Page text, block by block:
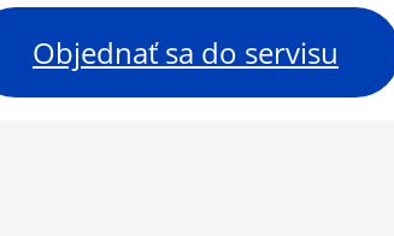
Objednať sa do servisu